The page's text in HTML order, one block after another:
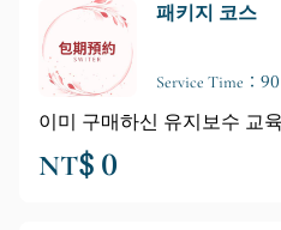
패키지 코스
Service Time：
이미 구매하신 유지보수 교
NT$ 0